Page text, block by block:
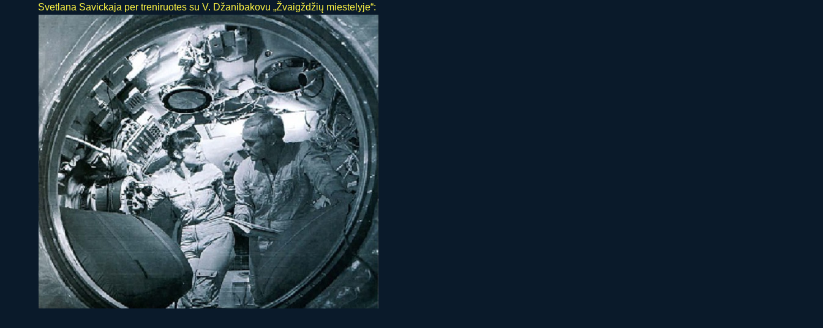
Svetlana Savickaja per treniruotes su V. Džanibakovu „Žvaigždžių miestelyje“: